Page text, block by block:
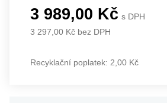
3 989,00 Kč s DPH
3 297,00 Kč bez DPH
Recyklační poplatek: 2,00 Kč